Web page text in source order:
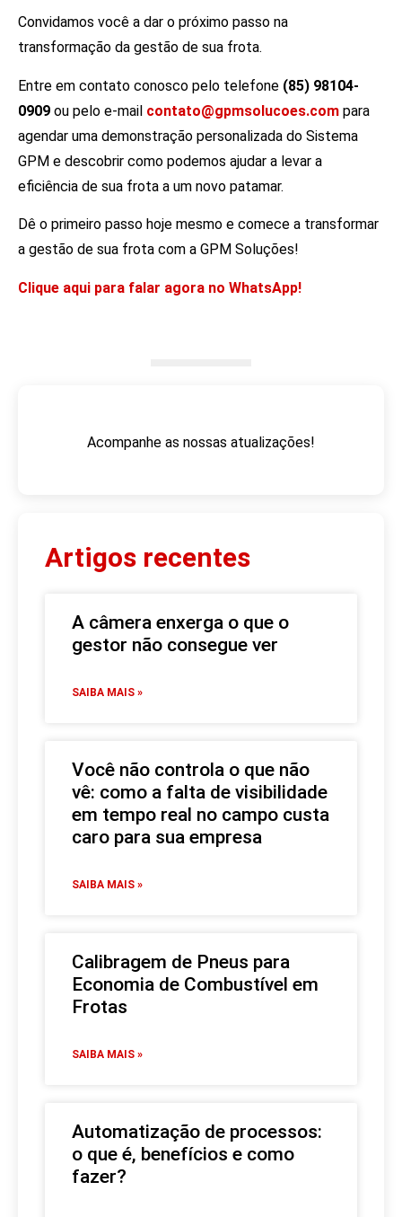
Convidamos você a dar o próximo passo na
transformação da gestão de sua frota.
Entre em contato conosco pelo telefone (85) 98104-
0909 ou pelo e-mail contato@gpmsolucoes.com para
agendar uma demonstração personalizada do Sistema
GPM e descobrir como podemos ajudar a levar a
eficiência de sua frota a um novo patamar.
Dê o primeiro passo hoje mesmo e comece a transformar
a gestão de sua frota com a GPM Soluções!
Clique aqui para falar agora no WhatsApp!
Acompanhe as nossas atualizações!
Artigos recentes
A câmera enxerga o que o
gestor não consegue ver
SAIBA MAIS »
Você não controla o que não
vê: como a falta de visibilidade
em tempo real no campo custa
caro para sua empresa
SAIBA MAIS »
Calibragem de Pneus para
Economia de Combustível em
Frotas
SAIBA MAIS »
Automatização de processos:
o que é, benefícios e como
fazer?